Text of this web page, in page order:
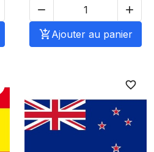


Ajouter au panier
favorite_border